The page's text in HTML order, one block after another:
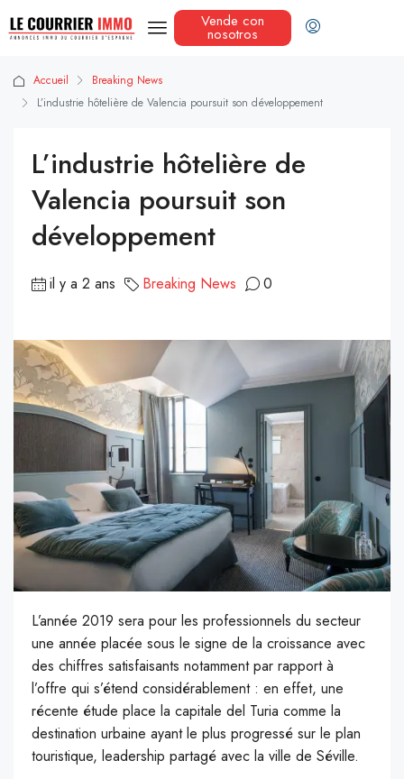
Vende con
nosotros
Accueil
Breaking News
L’industrie hôtelière de Valencia poursuit son développement
L’industrie hôtelière de
Valencia poursuit son
développement
il y a 2 ans Breaking News 0
L’année 2019 sera pour les professionnels du secteur
une année placée sous le signe de la croissance avec
des chiffres satisfaisants notamment par rapport à
l’offre qui s’étend considérablement : en effet, une
récente étude place la capitale del Turia comme la
destination urbaine ayant le plus progressé sur le plan
touristique, leadership partagé avec la ville de Séville.